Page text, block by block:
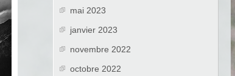
mai 2023
janvier 2023
novembre 2022
octobre 2022